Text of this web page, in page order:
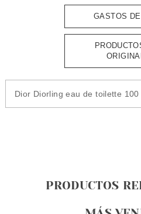
GASTOS
Dior Diorling eau de toilette 100
PRODUCTOS